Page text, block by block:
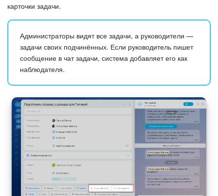
карточки задачи.
Администраторы видят все задачи, а руководители —
задачи своих подчинённых. Если руководитель пишет
сообщение в чат задачи, система добавляет его как
наблюдателя.